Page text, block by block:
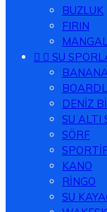
BUZLUK
FIRIN
  SU
DENİZ
SU ALTI
SÖRF
KANO
RİNGO
SU